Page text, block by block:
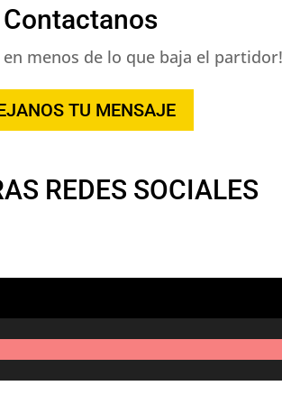
Contactanos
menos de lo que baja el
TU MENSAJE
REDES SOCIALES